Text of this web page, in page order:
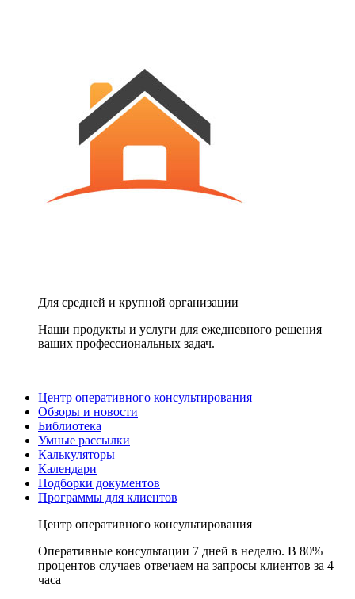
Для средней и крупной организации
Наши продукты и услуги для ежедневного решения
ваших профессиональных задач.
Центр оперативного консультирования
Обзоры и новости
Библиотека
Умные рассылки
Калькуляторы
Календари
Подборки документов
Программы для клиентов
Центр оперативного консультирования
Оперативные консультации 7 дней в неделю. В 80%
процентов случаев отвечаем на запросы клиентов за 4
часа